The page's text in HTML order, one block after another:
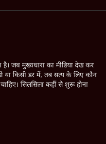
है। जब मुख्यधारा का मीडिया देख कर
किसी डर में, तब सत्य के लिए कौन
सिलसिला कहीं से शुरू होना